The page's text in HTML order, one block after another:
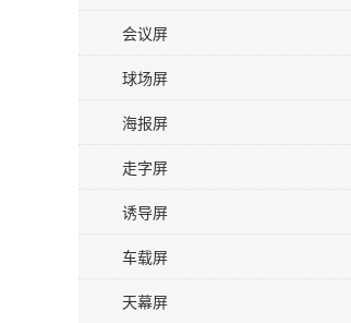
会议屏
球场屏
海报屏
走字屏
诱导屏
车载屏
天幕屏